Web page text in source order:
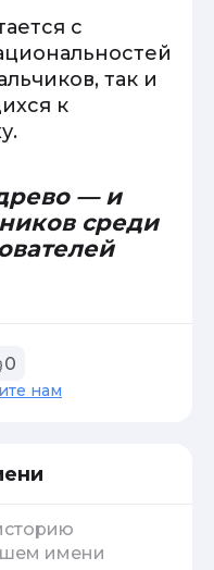
с
так и
к
— и
среди
0
нам
имени